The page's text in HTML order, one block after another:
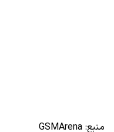
منبع: GSMArena